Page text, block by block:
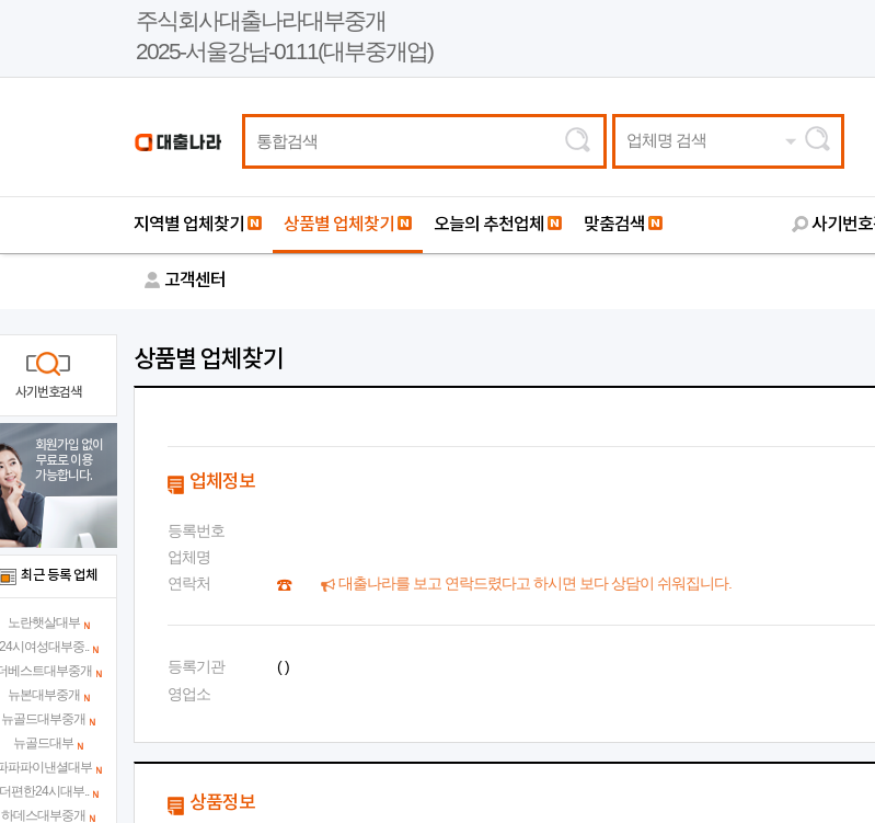
주식회사대출나라대부중개
2025-서울강남-0111(대부중개업)
업체명 검색
지역별 업체찾기 상품별 업체찾기 오늘의 추천업체 맞춤검색 사기번
고객센터
상품별 업체찾기
업체정보
등록번호
업체명
연락처
대출나라를 보고 연락드렸다고 하시면 보다 상담이 쉬워집니다.
등록기관
( )
영업소
상품정보
사기번호검색
회원가입 없이
무료로 이용
가능합니다.
최근 등록 업체
노란햇살대부
시여성대부중..
베스트대부중개
뉴본대부중개
뉴골드대부중개
뉴골드대부
파파이낸셜대부
편한24시대부..
하데스대부중개